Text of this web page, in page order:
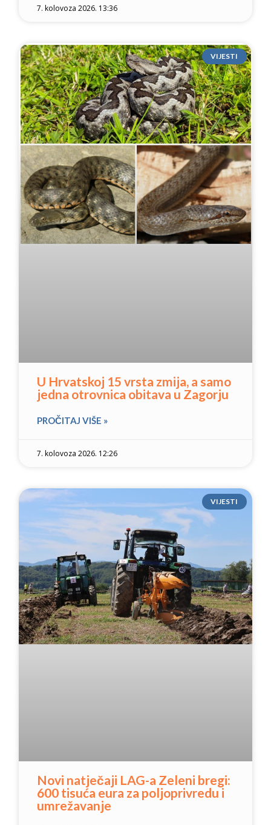
7. kolovoza 2026. 13:36
VIJESTI
U Hrvatskoj 15 vrsta zmija, a samo
jedna otrovnica obitava u Zagorju
PROČITAJ VIŠE »
7. kolovoza 2026. 12:26
VIJESTI
Novi natječaji LAG-a Zeleni bregi:
600 tisuća eura za poljoprivredu i
umrežavanje